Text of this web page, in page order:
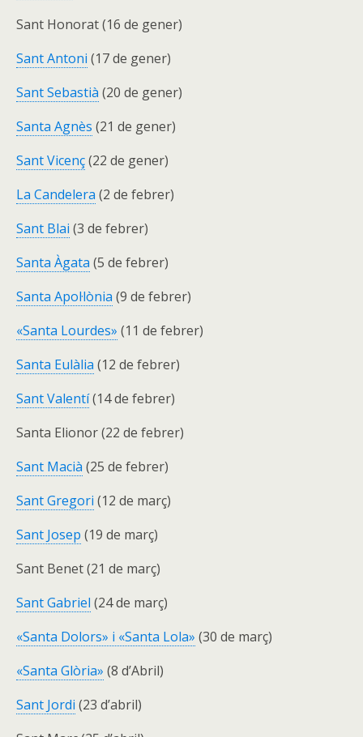
Sant Honorat (16 de gener)
Sant Antoni (17 de gener)
Sant Sebastià (20 de gener)
Santa Agnès (21 de gener)
Sant Vicenç(22 de gener)
La Candelera (2 de febrer)
Sant Blai (3 de febrer)
Santa Àgata (5 de febrer)
Santa Apol·lònia (9 de febrer)
«Santa Lourdes» (11 de febrer)
Santa Eulàlia (12 de febrer)
Sant Valentí(14 de febrer)
Santa Elionor (22 de febrer)
Sant Macià (25 de febrer)
Sant Gregori (12 de març)
Sant Josep (19 de març)
Sant Benet (21 de març)
Sant Gabriel (24 de març)
«Santa Dolors» i «Santa Lola» (30 de març)
«Santa Glòria» (8 d’Abril)
Sant Jordi (23 d’abril)